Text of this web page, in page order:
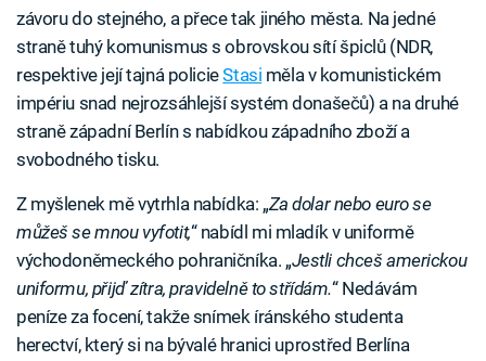
závoru do stejného, a přece tak jiného města. Na jedné
straně tuhý komunismus s obrovskou sítí špiclů (NDR,
respektive její tajná policieStasi měla v komunistickém
impériu snad nejrozsáhlejší systém donašečů) a na druhé
straně západní Berlín s nabídkou západního zboží a
svobodného tisku.
Z myšlenek mě vytrhla nabídka: „Za dolar nebo euro se
můžeš se mnou vyfotit,“ nabídl mi mladík v uniformě
východoněmeckého pohraničníka. „Jestli chceš americkou
uniformu, přijď zítra, pravidelně to střídám.“ Nedávám
peníze za focení, takže snímek íránského studenta
herectví, který si na bývalé hranici uprostřed Berlína